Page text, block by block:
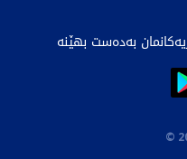
بەدەست بهێنە
©